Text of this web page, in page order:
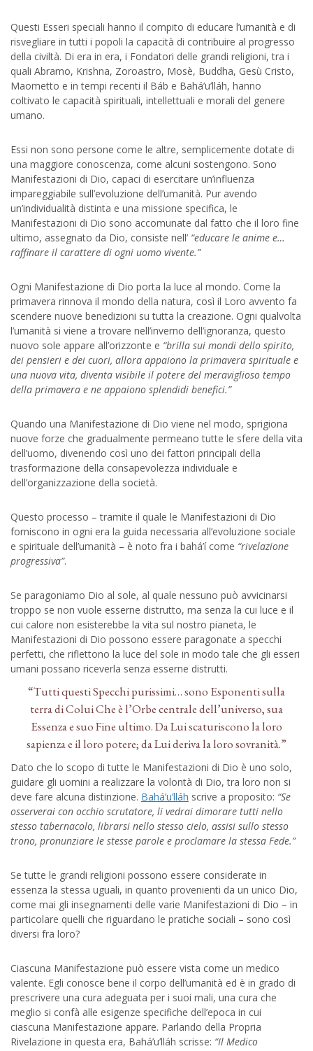
Questi Esseri speciali hanno il compito di educare l’umanità e di
risvegliare in tutti i popoli la capacità di contribuire al progresso
della civiltà. Di era in era, i Fondatori delle grandi religioni, tra i
quali Abramo, Krishna, Zoroastro, Mosè, Buddha, Gesù Cristo,
Maometto e in tempi recenti il Báb e Bahá’u’lláh, hanno
coltivato le capacità spirituali, intellettuali e morali del genere
umano.
Essi non sono persone come le altre, semplicemente dotate di
una maggiore conoscenza, come alcuni sostengono. Sono
Manifestazioni di Dio, capaci di esercitare un’influenza
impareggiabile sull’evoluzione dell’umanità. Pur avendo
un’individualità distinta e una missione specifica, le
Manifestazioni di Dio sono accomunate dal fatto che il loro fine
ultimo, assegnato da Dio, consiste nell’ “educare le anime e…
raffinare il carattere di ogni uomo vivente.”
Ogni Manifestazione di Dio porta la luce al mondo. Come la
primavera rinnova il mondo della natura, così il Loro avvento fa
scendere nuove benedizioni su tutta la creazione. Ogni qualvolta
l’umanità si viene a trovare nell’inverno dell’ignoranza, questo
nuovo sole appare all’orizzonte e “brilla sui mondi dello spirito,
dei pensieri e dei cuori, allora appaiono la primavera spirituale e
una nuova vita, diventa visibile il potere del meraviglioso tempo
della primavera e ne appaiono splendidi benefici.”
Quando una Manifestazione di Dio viene nel modo, sprigiona
nuove forze che gradualmente permeano tutte le sfere della vita
dell’uomo, divenendo così uno dei fattori principali della
trasformazione della consapevolezza individuale e
dell’organizzazione della società.
Questo processo – tramite il quale le Manifestazioni di Dio
forniscono in ogni era la guida necessaria all’evoluzione sociale
e spirituale dell’umanità – è noto fra i bahá’í come “rivelazione
progressiva”.
Se paragoniamo Dio al sole, al quale nessuno può avvicinarsi
troppo se non vuole esserne distrutto, ma senza la cui luce e il
cui calore non esisterebbe la vita sul nostro pianeta, le
Manifestazioni di Dio possono essere paragonate a specchi
perfetti, che riflettono la luce del sole in modo tale che gli esseri
umani possano riceverla senza esserne distrutti.
“Tutti questi Specchi purissimi… sono Esponenti sulla
terra di Colui Che è l’Orbe centrale dell’universo, sua
Essenza e suo Fine ultimo. Da Lui scaturiscono la loro
sapienza e il loro potere; da Lui deriva la loro sovranità.”
Dato che lo scopo di tutte le Manifestazioni di Dio è uno solo,
guidare gli uomini a realizzare la volontà di Dio, tra loro non si
deve fare alcuna distinzione. Bahá’u’lláh scrive a proposito: “Se
osserverai con occhio scrutatore, li vedrai dimorare tutti nello
stesso tabernacolo, librarsi nello stesso cielo, assisi sullo stesso
trono, pronunziare le stesse parole e proclamare la stessa Fede.”
Se tutte le grandi religioni possono essere considerate in
essenza la stessa uguali, in quanto provenienti da un unico Dio,
come mai gli insegnamenti delle varie Manifestazioni di Dio – in
particolare quelli che riguardano le pratiche sociali – sono così
diversi fra loro?
Ciascuna Manifestazione può essere vista come un medico
valente. Egli conosce bene il corpo dell’umanità ed è in grado di
prescrivere una cura adeguata per i suoi mali, una cura che
meglio si confà alle esigenze specifiche dell’epoca in cui
ciascuna Manifestazione appare. Parlando della Propria
Rivelazione in questa era, Bahá’u’lláh scrisse: “Il Medico